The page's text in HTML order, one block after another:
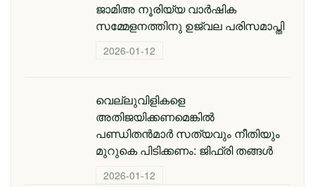
ജാമിഅ നൂരിയ്യ വാര്‍ഷിക
സമ്മേളനത്തിനു ഉജ്വല പരിസമാപ്തി
2026-01-12
വെല്ലുവിളികളെ
അതിജയിക്കണമെങ്കിൽ
പണ്ഡിതൻമാർ സത്യവും നീതിയും
മുറുകെ പിടിക്കണം: ജിഫ്‌രി തങ്ങൾ
2026-01-12